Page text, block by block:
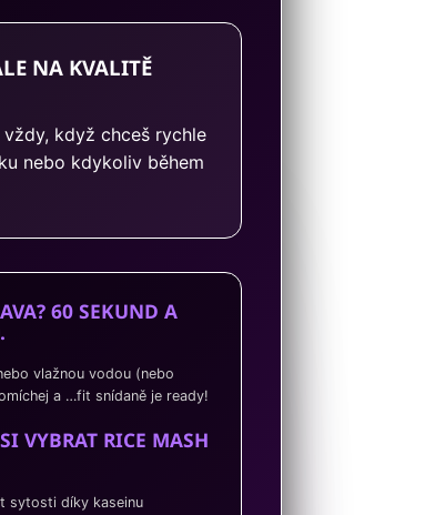
NA KVALITĚ
když chceš rychle
nebo kdykoliv během
60 SEKUND A
vlažnou vodou (nebo
a …fit snídaně je ready!
VYBRAT RICE MASH
sytosti díky kaseinu